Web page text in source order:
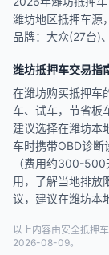
潍坊地区抵押车源
品牌：大众(27台)
潍坊抵押车交易指
在潍坊购买抵押
车、试车，节省
建议选择在潍坊
车时携带OBD诊断
（费用约300-
用，了解当地排
议，建议在潍坊本
以上内容由安全抵押
2026-08-09。